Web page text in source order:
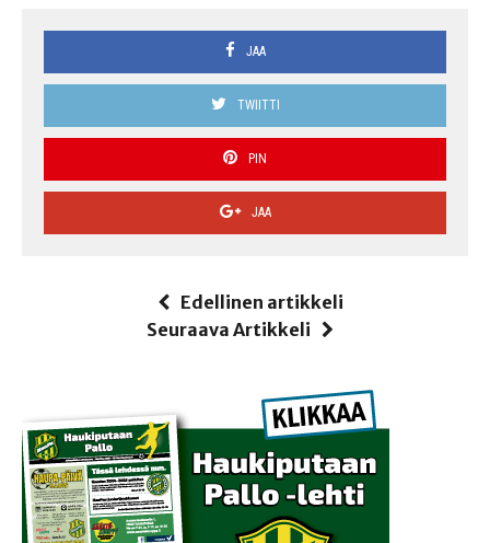
JAA
TWIITTI
PIN
JAA
Edellinen artikkeli
Seuraava Artikkeli